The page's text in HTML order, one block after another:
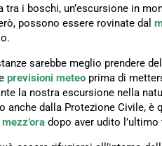
tra i boschi, un’escursione in
possono essere rovinate dal
sarebbe meglio prendere
previsioni meteo prima di
la nostra escursione nella
anche dalla Protezione Civile, è
mezz’ora dopo aver udito l’ultimo